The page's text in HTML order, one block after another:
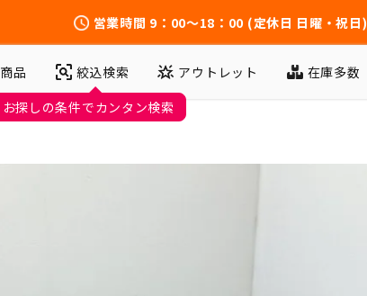
営業時間 9：00～18：00 (定休日 日曜・祝日)
商品
絞込検索
お探しの条件でカンタン検索
アウトレット 在庫多数